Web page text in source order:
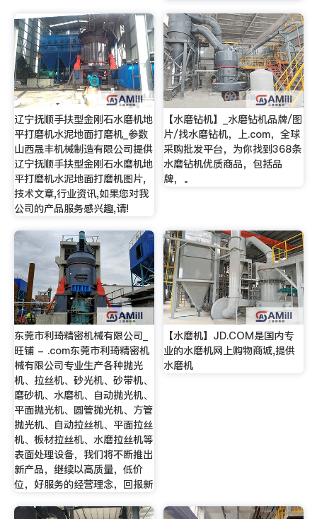
辽宁抚顺手扶型金刚石水磨机地
平打磨机水泥地面打磨机_参数
山西晟丰机械制造有限公司提供
辽宁抚顺手扶型金刚石水磨机地
平打磨机水泥地面打磨机图片,
技术文章,行业资讯,如果您对我
公司的产品服务感兴趣,请!
【水磨钻机】_水磨钻机品牌/图
片/找水磨钻机，上.com，全球
采购批发平台，为你找到368条
水磨钻机优质商品，包括品
牌，。
东莞市利琦精密机械有限公司_
旺铺 - .com东莞市利琦精密机
械有限公司专业生产各种抛光
机、拉丝机、砂光机、砂带机、
磨砂机、水磨机、自动抛光机、
平面抛光机、圆管抛光机、方管
抛光机、自动拉丝机、平面拉丝
机、板材拉丝机、水磨拉丝机等
表面处理设备，我们将不断推出
新产品，继续以高质量，低价
位，好服务的经营理念，回报新
【水磨机】JD.COM是国内专
业的水磨机网上购物商城,提供
水磨机